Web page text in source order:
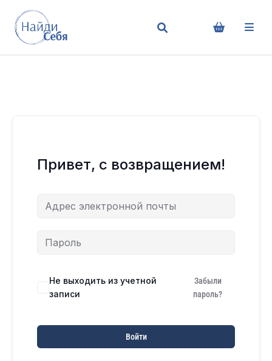
Привет, с возвращением!
Не выходить из учетной
записи
Забыли
пароль?
Войти